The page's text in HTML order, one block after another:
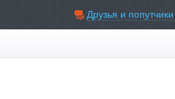
Друзья и попутчики